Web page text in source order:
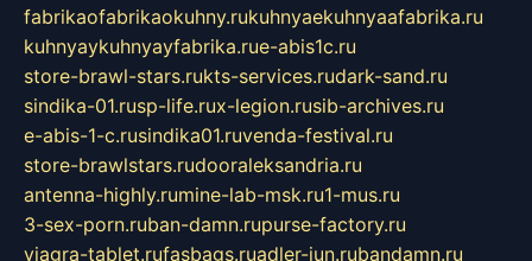
fabrikaofabrikaokuhny.rukuhnyaekuhnyaafabrika.ru
kuhnyaykuhnyayfabrika.rue-abis1c.ru
store-brawl-stars.rukts-services.rudark-sand.ru
sindika-01.rusp-life.rux-legion.rusib-archives.ru
e-abis-1-c.rusindika01.ruvenda-festival.ru
store-brawlstars.rudooraleksandria.ru
antenna-highly.rumine-lab-msk.ru1-mus.ru
3-sex-porn.ruban-damn.rupurse-factory.ru
viagra-tablet.rufasbags.ruadler-jun.rubandamn.ru